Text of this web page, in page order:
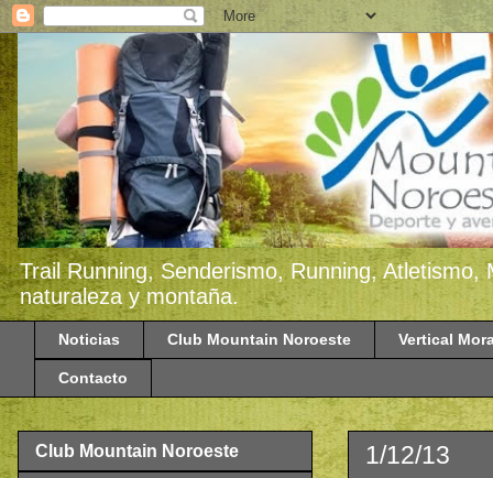
Trail Running, Senderismo, Running,
naturaleza y montaña.
Noticias Club Mountain Noroeste Vertical
Contacto
1/12/13
Club Mountain Noroeste